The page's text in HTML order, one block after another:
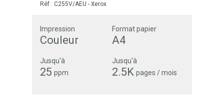
Réf : C255V/AEU - Xerox
Impression
Couleur
Format papier
A4
Jusqu'à
25 ppm
Jusqu'à
2.5K pages / mois